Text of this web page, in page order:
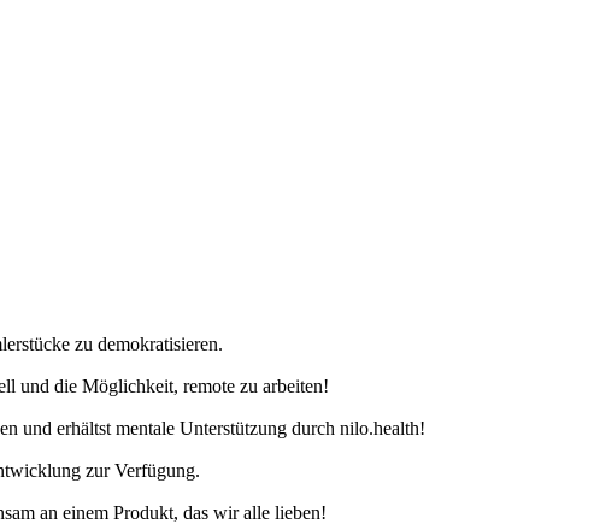
zu demokratisieren.
und die Möglichkeit, remote zu arbeiten!
und erhältst mentale Unterstützung durch nilo.health!
zur Verfügung.
an einem Produkt, das wir alle lieben!